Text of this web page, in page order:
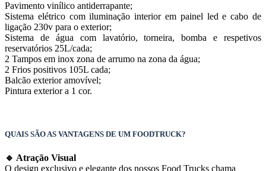
Pavimento vinílico antiderrapante;
Sistema elétrico com iluminação interior em painel led e cabo de
ligação 230v para o exterior;
Sistema de água com lavatório, torneira, bomba e respetivos
reservatórios 25L/cada;
2 Tampos em inox zona de arrumo na zona da água;
2 Frios positivos 105L cada;
Balcão exterior amovível;
Pintura exterior a 1 cor.
QUAIS SÃO AS VANTAGENS DE UM FOODTRUCK?
🔹 Atração Visual
O design exclusivo e elegante dos nossos Food Trucks chama